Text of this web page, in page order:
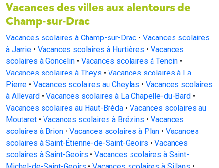
Vacances des villes aux alentours de
Champ-sur-Drac
Vacances scolaires à Champ-sur-Drac • Vacances scolaires
à Jarrie • Vacances scolaires à Hurtières • Vacances
scolaires à Goncelin • Vacances scolaires à Tencin •
Vacances scolaires à Theys • Vacances scolaires à La
Pierre • Vacances scolaires au Cheylas • Vacances scolaires
à Allevard • Vacances scolaires à La Chapelle-du-Bard •
Vacances scolaires au Haut-Bréda • Vacances scolaires au
Moutaret • Vacances scolaires à Brézins • Vacances
scolaires à Brion • Vacances scolaires à Plan • Vacances
scolaires à Saint-Étienne-de-Saint-Geoirs • Vacances
scolaires à Saint-Geoirs • Vacances scolaires à Saint-